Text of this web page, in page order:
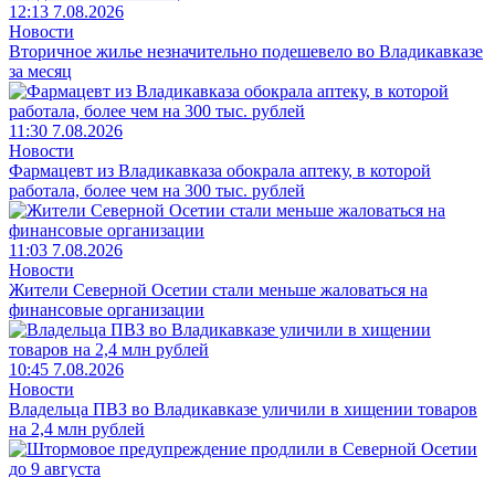
12:13 7.08.2026
Новости
Вторичное жилье незначительно подешевело во Владикавказе
за месяц
11:30 7.08.2026
Новости
Фармацевт из Владикавказа обокрала аптеку, в которой
работала, более чем на 300 тыс. рублей
11:03 7.08.2026
Новости
Жители Северной Осетии стали меньше жаловаться на
финансовые организации
10:45 7.08.2026
Новости
Владельца ПВЗ во Владикавказе уличили в хищении товаров
на 2,4 млн рублей